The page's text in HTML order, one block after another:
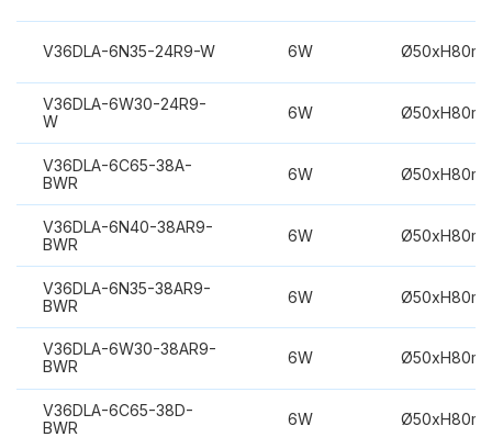
V36DLA-6N35-24R9-W 6W
V36DLA-6W30-24R9-
W
6W
V36DLA-6C65-38A-
BWR
6W
V36DLA-6N40-38AR9-
BWR
6W
V36DLA-6N35-38AR9-
BWR
6W
V36DLA-6W30-38AR9-
BWR
6W
V36DLA-6C65-38D-
BWR
6W